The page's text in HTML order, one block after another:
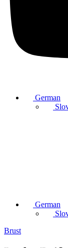
German
German
Brust